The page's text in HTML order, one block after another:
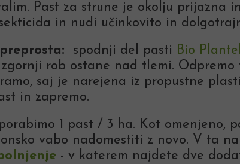
Past za strune je okolju prijazna
in nudi učinkovito in
spodnji del pasti Bio
rob ostane nad tlemi. Odpremo
saj je narejena iz propustne
in zapremo.
1 past / 3 ha. Kot omenjeno,
vabo nadomestiti z novo. V ta
- v katerem najdete dve